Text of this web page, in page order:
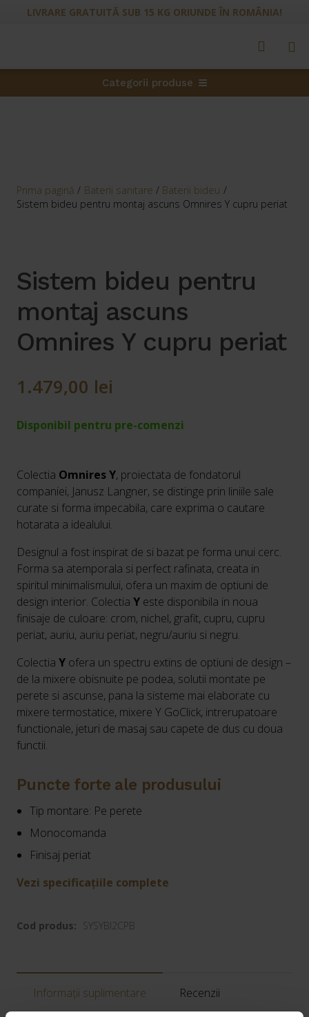
LIVRARE GRATUITĂ SUB 15 KG ORIUNDE ÎN ROMÂNIA!
Categorii produse
Prima pagină / Baterii sanitare / Baterii bideu /
Sistem bideu pentru montaj ascuns Omnires Y cupru periat
Sistem bideu pentru
montaj ascuns
Omnires Y cupru periat
1.479,00 lei
Disponibil pentru pre-comenzi
Colectia Omnires Y, proiectata de fondatorul
companiei, Janusz Langner, se distinge prin liniile sale
curate si forma impecabila, care exprima o cautare
hotarata a idealului.
Designul a fost inspirat de si bazat pe forma unui cerc.
Forma sa atemporala si perfect rafinata, creata in
spiritul minimalismului, ofera un maxim de optiuni de
design interior. Colectia Y este disponibila in noua
finisaje de culoare: crom, nichel, grafit, cupru, cupru
periat, auriu, auriu periat, negru/auriu si negru.
Colectia Y ofera un spectru extins de optiuni de design –
de la mixere obisnuite pe podea, solutii montate pe
perete si ascunse, pana la sisteme mai elaborate cu
mixere termostatice, mixere Y GoClick, intrerupatoare
functionale, jeturi de masaj sau capete de dus cu doua
functii.
Puncte forte ale produsului
Tip montare: Pe perete
Monocomanda
Finisaj periat
Vezi specificațiile complete
Cod produs: SYSYBI2CPB
Informații suplimentare Recenzii